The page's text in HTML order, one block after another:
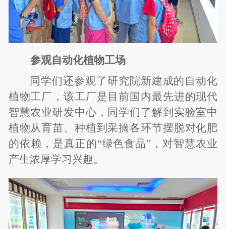
参观自动化植物工场
同学们还参观了研究院新建成的自动化
植物工厂，该工厂是目前国内最先进的现代
智慧农业研发中心，同学们了解到实验室中
植物从育苗、种植到采摘各环节摆脱对化肥
的依赖，是真正的“绿色食品”，对智慧农业
产生浓厚学习兴趣。